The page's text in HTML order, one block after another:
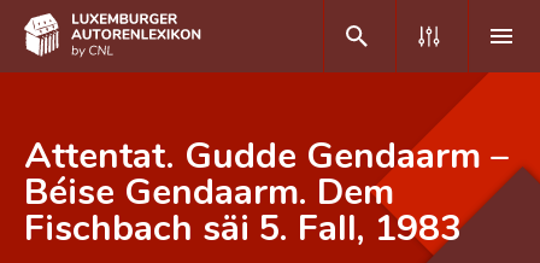
DE FR
Home
Attentat. Gudde Gendaarm –
Béise Gendaarm. Dem
Fischbach säi 5. Fall, 1983